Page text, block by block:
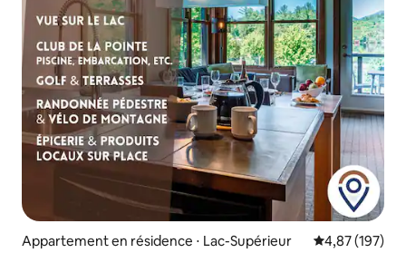
Appartement en résidence ⋅ Lac-Supérieur Évaluation
4,87 (197)